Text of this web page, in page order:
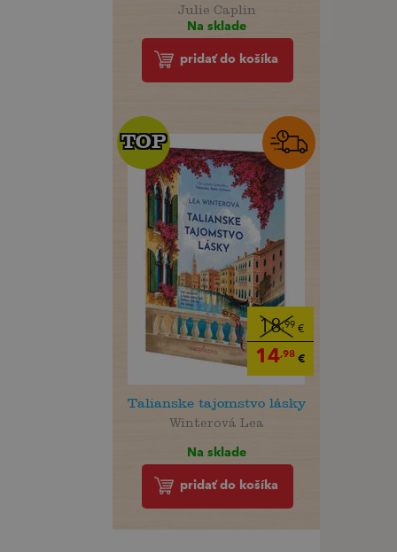
Julie Caplin
Na sklade
pridať do košíka
18,99 €
14,98€
TOP
TOP
Talianske tajomstvo lásky
Winterová Lea
Na sklade
pridať do košíka